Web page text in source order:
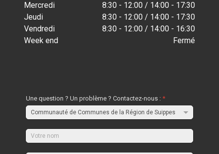
Mercredi
8:30 - 12:00 / 14:00 - 17:30
Jeudi
8:30 - 12:00 / 14:00 - 17:30
Vendredi
8:30 - 12:00 / 14:00 - 16:30
Week end
Fermé
Une question ? Un problème ? Contactez-nous :*